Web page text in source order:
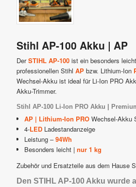
Stihl AP-100 Akku | AP
DerSTIHL AP-100ist ein besonders
professionellen Stihl APbzw. Lithium-Ion
Wechsel-Akku ist ideal für Li-Ion PRO
Akku-Trimmer.
Stihl AP-100 Li-Ion PRO Akku |
AP | Lithium-Ion PRO Wechsel-Akku
4-LED Ladestandanzeige
Leistung –94Wh
Besonders leicht |nur 1 kg
Zubehör und Ersatzteile aus dem Hause
Den STIHL AP-100 Akku wurde